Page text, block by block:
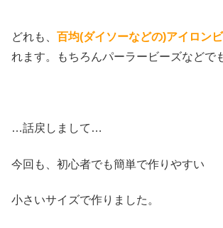
どれも、 百均(ダイソーなどの)アイロン
れます。もちろんパーラービーズなどで
…話戻しまして…
今回も、初心者でも簡単で作りやすい
小さいサイズで作りました。